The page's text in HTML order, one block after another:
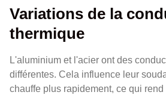
Variations de la
thermique
L'aluminium et l'acier ont des
différentes. Cela influence leur
chauffe plus rapidement, ce qui